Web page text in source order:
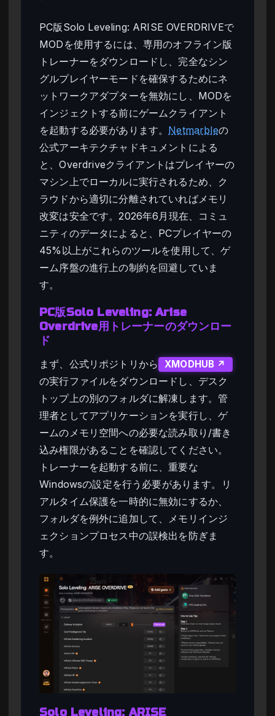
PC版Solo Leveling: ARISE OVERDRIVEで
MODを使用するには、専用のオフライン版
トレーナーをダウンロードし、完全なシン
グルプレイヤーモードを確保するためにネ
ットワークアダプターを無効にし、MODを
インジェクトする前にゲームクライアント
を起動する必要があります。 Netmarbleの
公式アーキテクチャドキュメントによる
と、Overdriveクライアントはプレイヤーの
マシン上でローカルに実行されるため、ク
ラウドから適切に分離されていればメモリ
改変は安全です。2026年6月現在、コミュ
ニティのデータによると、PCプレイヤーの
45%以上がこれらのツールを使用して、ゲ
ーム序盤の進行上の制約を回避していま
す。
PC版Solo Leveling: Arise
Overdrive用トレーナーのダウンロー
ド
まず、公式リポジトリから XMODHUB ↗
の実行ファイルをダウンロードし、デスク
トップ上の別のフォルダに解凍します。管
理者としてアプリケーションを実行し、ゲ
ームのメモリ空間への必要な読み取り/書き
込み権限があることを確認してください。
トレーナーを起動する前に、重要な
Windowsの設定を行う必要があります。リ
アルタイム保護を一時的に無効にするか、
フォルダを例外に追加して、メモリインジ
ェクションプロセス中の誤検出を防ぎま
す。
Solo Leveling: ARISE